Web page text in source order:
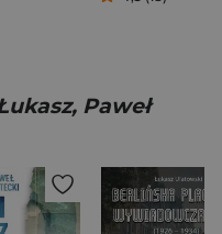
Paweł